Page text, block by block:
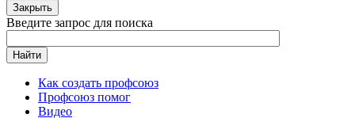
Закрыть
Введите запрос для поиска
Найти
Как создать профсоюз
Профсоюз помог
Видео